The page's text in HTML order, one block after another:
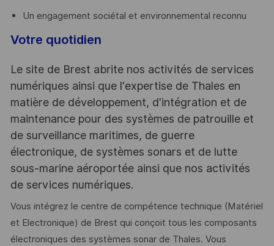
Un engagement sociétal et environnemental reconnu
Votre quotidien
Le site de Brest abrite nos activités de services
numériques ainsi que l'expertise de Thales en
matière de développement, d'intégration et de
maintenance pour des systèmes de patrouille et
de surveillance maritimes, de guerre
électronique, de systèmes sonars et de lutte
sous-marine aéroportée ainsi que nos activités
de services numériques.
Vous intégrez le centre de compétence technique (Matériel
et Electronique) de Brest qui conçoit tous les composants
électroniques des systèmes sonar de Thales. Vous